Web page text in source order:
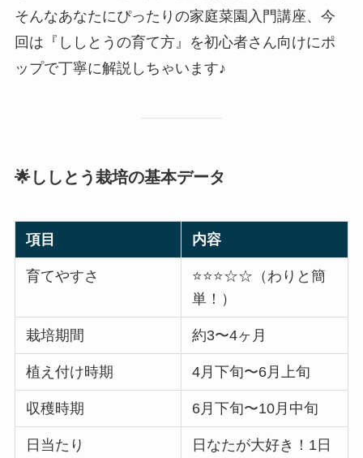
そんなあなたにぴったりの家庭菜園入門講座、今
回は『ししとうの育て方』を初心者さん向けにポ
ップで丁寧に解説しちゃいます♪
🌟ししとう栽培の基本データ
項目 内容
育てやすさ
⭐️⭐️⭐️☆☆（わりと簡
単！）
栽培期間 約3〜4ヶ月
植え付け時期 4月下旬〜6月上旬
収穫時期 6月下旬〜10月中旬
日当たり
日なたが大好き！1日